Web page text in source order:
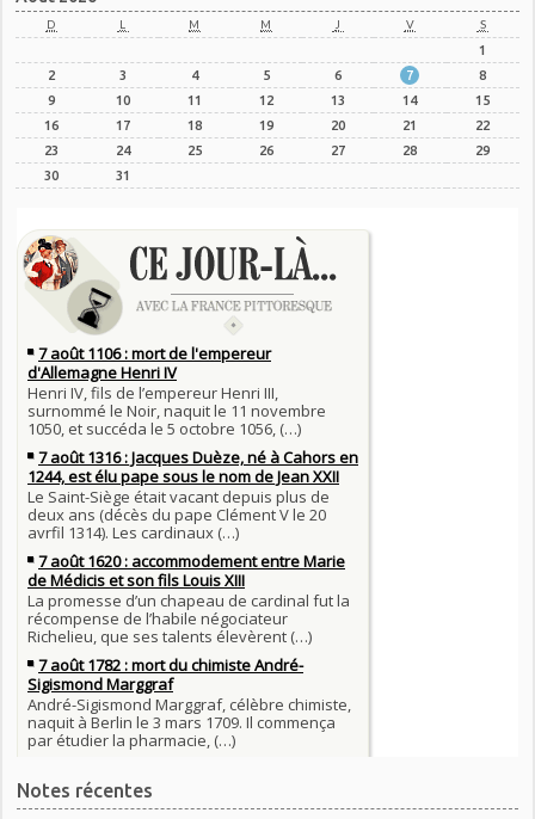
D L M M J V S
1
2
3 4 5 6 7
8
9
10 11 12 13 14
15
16
17 18 19 20 21
22
23
24 25 26 27 28
29
30
31
Notes récentes